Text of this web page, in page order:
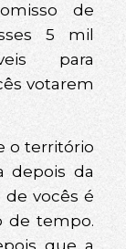
de
5 mil
para
votarem
o território
depois da
de vocês é
de tempo.
que a